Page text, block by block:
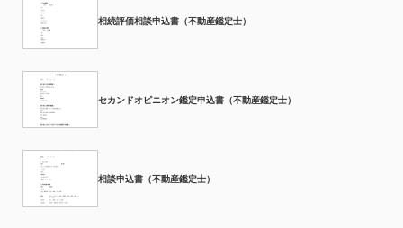
相続評価相談申込書（不動産鑑定士）
セカンドオピニオン鑑定申込書（不動産鑑定士）
相談申込書（不動産鑑定士）